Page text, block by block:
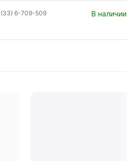
6-709-509 В наличии